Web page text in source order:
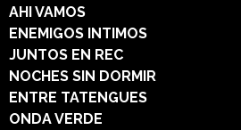
AHI VAMOS
ENEMIGOS INTIMOS
JUNTOS EN REC
NOCHES SIN DORMIR
ENTRE TATENGUES
ONDA VERDE